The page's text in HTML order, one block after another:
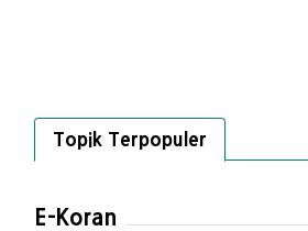
Topik Terpopuler
E-Koran